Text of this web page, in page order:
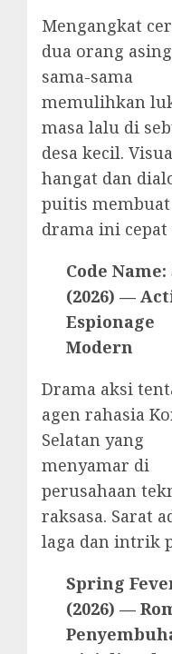
Mengangkat
dua orang
sama-sama
memulihkan
masa lalu di
desa kecil.
hangat dan
puitis membuat
drama ini
Code
(2026) —
Espionage
Modern
Drama aksi
agen rahasia
Selatan yang
menyamar di
perusahaan
raksasa. Sarat
laga dan intrik
Spring
(2026) —